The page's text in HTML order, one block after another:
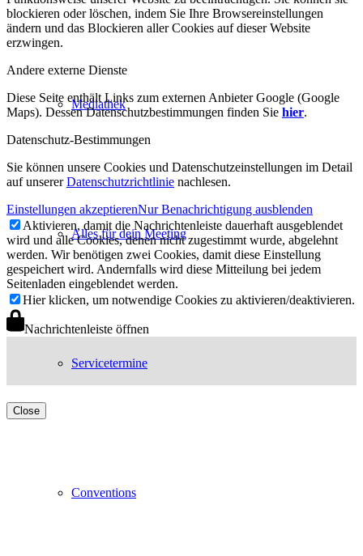
Mediathek
Alles für dein Meeting
Servicetermine
Conventions
blockieren oder löschen, indem Sie Ihre Browsereinstellungen
ändern und das Blockieren aller Cookies auf dieser Website
erzwingen.
Andere externe Dienste
Diese Seite enthält Links zum externen Anbieter Google (Google
Maps). Dessen Datenschutzbestimmungen finden Sie hier.
Datenschutz-Bestimmungen
Sie können unsere Cookies und Datenschutzeinstellungen im Detail
auf unsererDatenschutzrichtlinie nachlesen.
Einstellungen akzeptierenNur Benachrichtigung ausblenden
Aktivieren, damit die Nachrichtenleiste dauerhaft ausgeblendet
wird und alle Cookies, denen nicht zugestimmt wurde, abgelehnt
werden. Wir benötigen zwei Cookies, damit diese Einstellung
gespeichert wird. Andernfalls wird diese Mitteilung bei jedem
Seitenladen eingeblendet werden.
Hier klicken, um notwendige Cookies zu aktivieren/deaktivieren.
Nachrichtenleiste öffnen
Close